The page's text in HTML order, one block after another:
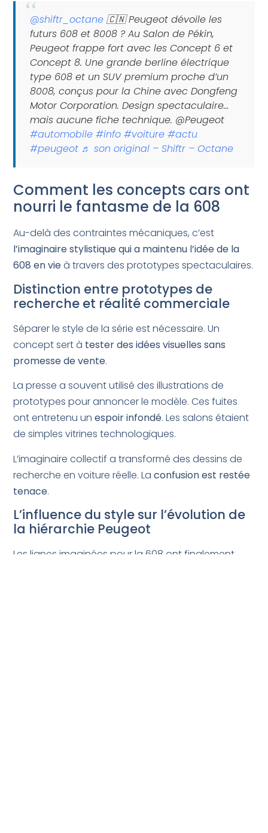
@shiftr_octane🇨🇳 Peugeot dévoile les
futurs 608 et 8008 ? Au Salon de Pékin,
Peugeot frappe fort avec les Concept 6 et
Concept 8. Une grande berline électrique
type 608 et un SUV premium proche d’un
8008, conçus pour la Chine avec Dongfeng
Motor Corporation. Design spectaculaire…
mais aucune fiche technique. @Peugeot
#automobile #info #voiture #actu
#peugeot ♬ son original – Shiftr – Octane
Comment les concepts cars ont
nourri le fantasme de la 608
Au-delà des contraintes mécaniques, c’est
l’imaginaire stylistique qui a maintenu l’idée de la
608 en vieà travers des prototypes spectaculaires.
Distinction entre prototypes de
recherche et réalité commerciale
Séparer le style de la série est nécessaire. Un
concept sert à tester des idées visuelles sans
promesse de vente.
La presse a souvent utilisé des illustrations de
prototypes pour annoncer le modèle. Ces fuites
ont entretenu unespoir infondé. Les salons étaient
de simples vitrines technologiques.
L’imaginaire collectif a transformé des dessins de
recherche en voiture réelle. Laconfusion est restée
tenace.
L’influence du style sur l’évolution de
la hiérarchie Peugeot
Les lignes imaginées pour la 608 ont finalement